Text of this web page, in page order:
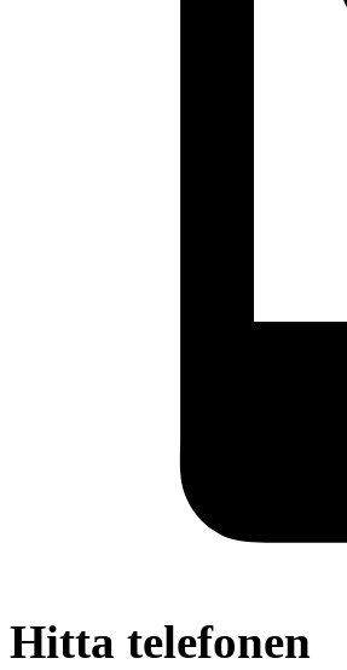
Hitta telefonen